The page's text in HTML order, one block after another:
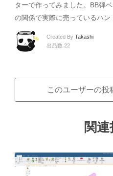
ターで作ってみました。BB弾
の関係で実際に売っているハン
Created By Takashi
出品数 22
このユーザーの投
関